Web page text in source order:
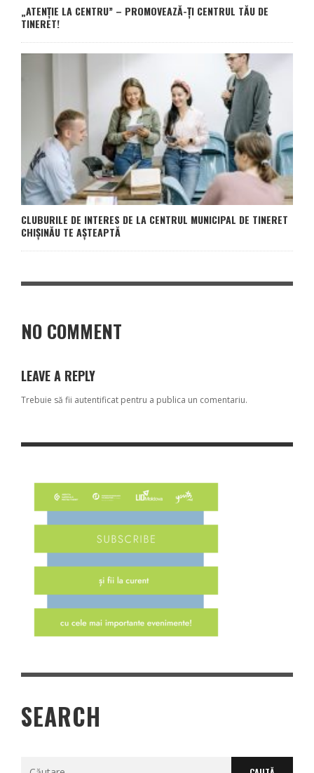
„ATENȚIE LA CENTRU” – PROMOVEAZĂ-ȚI CENTRUL TĂU DE
TINERET!
CLUBURILE DE INTERES DE LA CENTRUL MUNICIPAL DE TINERET
CHIȘINĂU TE AȘTEAPTĂ
NO COMMENT
LEAVE A REPLY
Trebuie să fii autentificat pentru a publica un comentariu.
SEARCH